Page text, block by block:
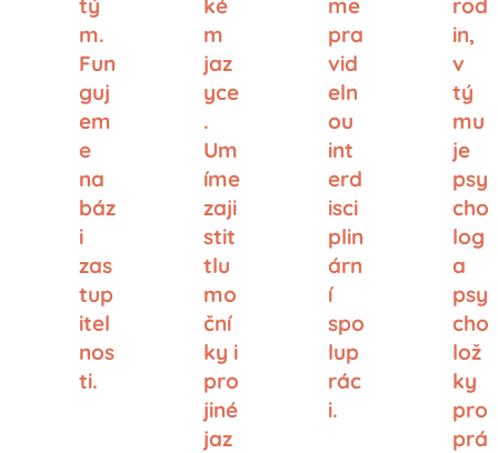
tý
m.
Fun
guj
em
e
na
báz
i
zas
tup
itel
nos
ti.
ké
m
jaz
yce
.
Um
íme
zaji
stit
tlu
mo
ční
ky i
pro
jiné
jaz
me
pra
vid
eln
ou
int
erd
isci
plin
árn
í
spo
lup
rác
i.
rod
in,
v
tý
mu
je
psy
cho
log
a
psy
cho
lož
ky
pro
prá